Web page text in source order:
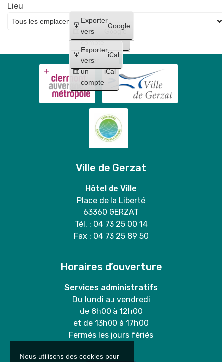
Créer
un
compte
Google
Créer
un
compte
iCal
Exporter
vers
Google
Exporter
vers
iCal
Lieu
Ville de Gerzat
Hôtel de Ville
Place de la Liberté
63360 GERZAT
Tél. : 04 73 25 00 14
Fax : 04 73 25 89 50
Horaires d’ouverture
Services administratifs
Du lundi au vendredi
de 8h00 à 12h00
et de 13h00 à 17h00
Fermés les jours fériés
Nous utilisons des cookies pour